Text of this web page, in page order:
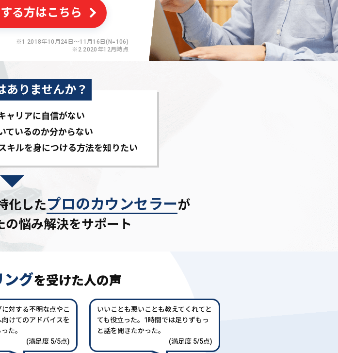
る方はこちら
※1 2018年10月24日〜11月16日(N=106)
※2 2020年12月時点
ありませんか？
ャリアに自信がない
ているのか分からない
キルを身につける方法を知りたい
化したプロのカウンセラーが
の悩み解決をサポート
ングを受けた人の声
対する不明な点やこ
けてのアドバイスを
た。
(満足度 5/5点)
いいことも悪いことも教えてくれてと
ても役立った。1時間では足りずもっ
と話を聞きたかった。
(満足度 5/5点)